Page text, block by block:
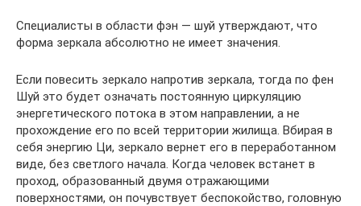
Специалисты в области фэн — шуй утверждают, что
форма зеркала абсолютно не имеет значения.
Если повесить зеркало напротив зеркала, тогда по фен
Шуй это будет означать постоянную циркуляцию
энергетического потока в этом направлении, а не
прохождение его по всей территории жилища. Вбирая в
себя энергию Ци, зеркало вернет его в переработанном
виде, без светлого начала. Когда человек встанет в
проход, образованный двумя отражающими
поверхностями, он почувствует беспокойство, головную